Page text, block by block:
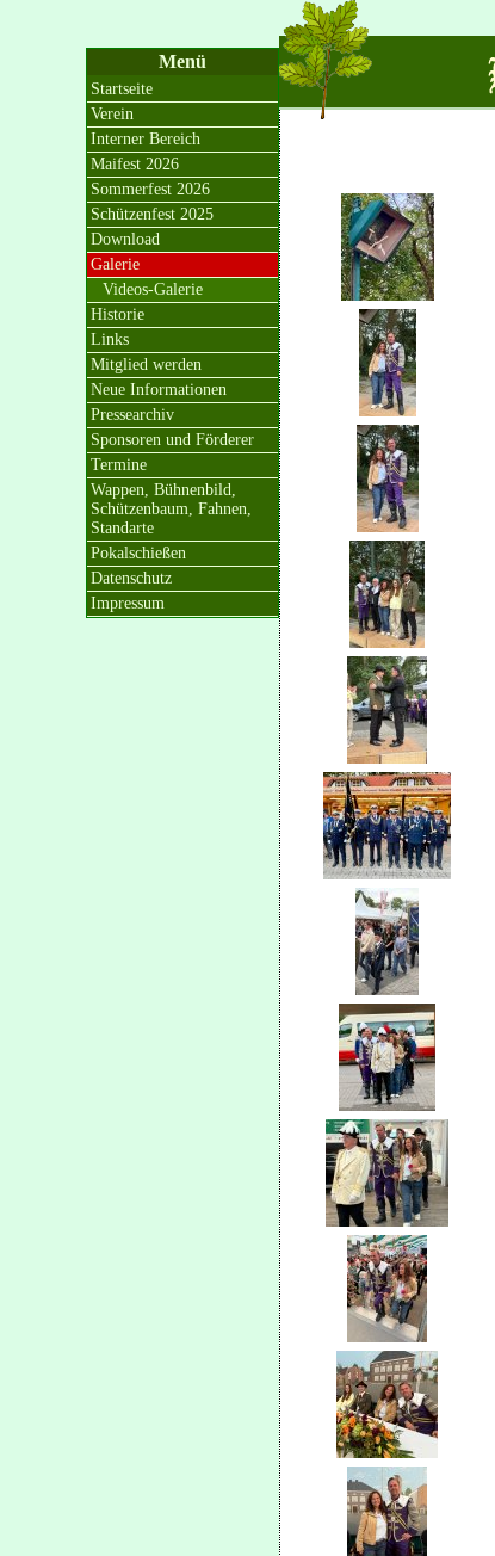
Menü
Startseite
Verein
Interner Bereich
Maifest 2026
Sommerfest 2026
Schützenfest 2025
Download
Galerie
Videos-Galerie
Historie
Links
Mitglied werden
Neue Informationen
Pressearchiv
Sponsoren und Förderer
Termine
Wappen, Bühnenbild,
Schützenbaum, Fahnen,
Standarte
Pokalschießen
Datenschutz
Impressum